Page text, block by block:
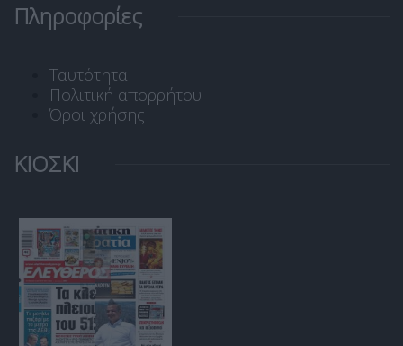
Πληροφορίες
Ταυτότητα
Πολιτική απορρήτου
Όροι χρήσης
ΚΙΟΣΚΙ